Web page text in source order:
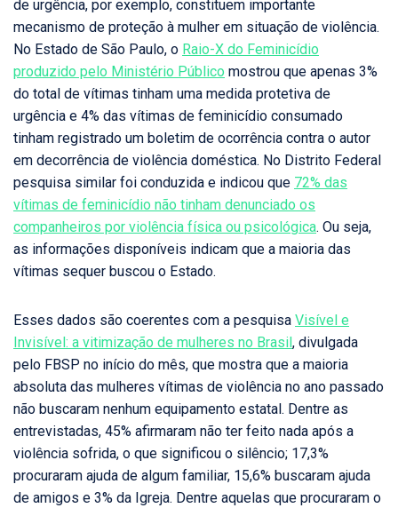
de urgência, por exemplo, constituem importante
mecanismo de proteção à mulher em situação de violência.
No Estado de São Paulo, o Raio-X do Feminicídio
produzido pelo Ministério Público mostrou que apenas 3%
do total de vítimas tinham uma medida protetiva de
urgência e 4% das vítimas de feminicídio consumado
tinham registrado um boletim de ocorrência contra o autor
em decorrência de violência doméstica. No Distrito Federal
pesquisa similar foi conduzida e indicou que 72% das
vítimas de feminicídio não tinham denunciado os
companheiros por violência física ou psicológica. Ou seja,
as informações disponíveis indicam que a maioria das
vítimas sequer buscou o Estado.
Esses dados são coerentes com a pesquisa Visível e
Invisível: a vitimização de mulheres no Brasil , divulgada
pelo FBSP no início do mês, que mostra que a maioria
absoluta das mulheres vítimas de violência no ano passado
não buscaram nenhum equipamento estatal. Dentre as
entrevistadas, 45% afirmaram não ter feito nada após a
violência sofrida, o que significou o silêncio; 17,3%
procuraram ajuda de algum familiar, 15,6% buscaram ajuda
de amigos e 3% da Igreja. Dentre aquelas que procuraram o